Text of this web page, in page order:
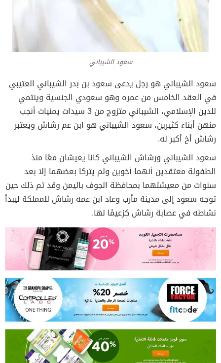
سعود الشيباني
سعود الشيباني هو رجل يدعى سعود بن بدر الشيباني العتيبي
في العقد الخامس من عمره وهو سعودي الجنسية وينتمي
للدين الإسلامي، الشيباني متزوج من 3 سيدات يمنيات أنجب
منهن أبناء كثيرين، سعود الشيباني هو ابن عم رشاش ويعتبر
رشاش أخ أكبر له.
سعود الشيباني ورشاش الشيباني كانا يعيشان معًا منذ
الطفولة معتقدين أنهما أخوين ولم يتركا بعضهما إلا بعد
سنوات من معيشتهما بمحافظة الجوف باليمن وقد تم ذلك حين
توجه سعود إلى مدينة مأرب وعاد ابن عمه رشاش للمملكة ليبدأ
نشاطه في عصابة رشاش كزعيمًا لها.